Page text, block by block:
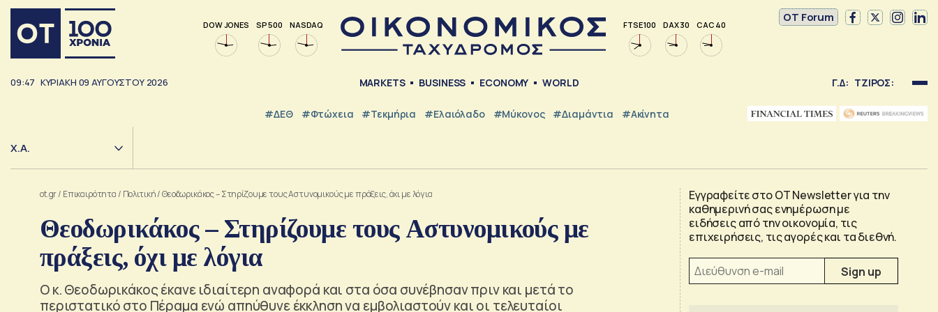
DOW JONES SP 500 NASDAQ FTSE 100 DAX 30 CAC 40
OT Forum
09:47 ΚΥΡΙΑΚΗ 09 ΑΥΓΟΥΣΤΟΥ 2026 MARKETS BUSINESS ECONOMY WORLD Γ.Δ: ΤΖΙΡΟΣ:
#ΔΕΘ #Φτώχεια #Τεκμήρια #Ελαιόλαδο #Μύκονος #Διαμάντια #Ακίνητα
Χ.Α.
ot.gr/ Επικαιρότητα / Πολιτική/Θεοδωρικάκος – Στηρίζουμε τους Αστυνομικούς με πράξεις, όχι με λόγια
Θεοδωρικάκος – Στηρίζουμε τους Αστυνομικούς με
πράξεις, όχι με λόγια
Ο κ. Θεοδωρικάκος έκανε ιδιαίτερη αναφορά και στα όσα συνέβησαν πριν και μετά το
περιστατικό στο Πέραμα ενώ απηύθυνε έκκληση να εμβολιαστούν και οι τελευταίοι
Εγγραφείτε στο OT Newsletter για την
καθημερινή σας ενημέρωση με
ειδήσεις από την οικονομία, τις
επιχειρήσεις, τις αγορές και τα διεθνή.